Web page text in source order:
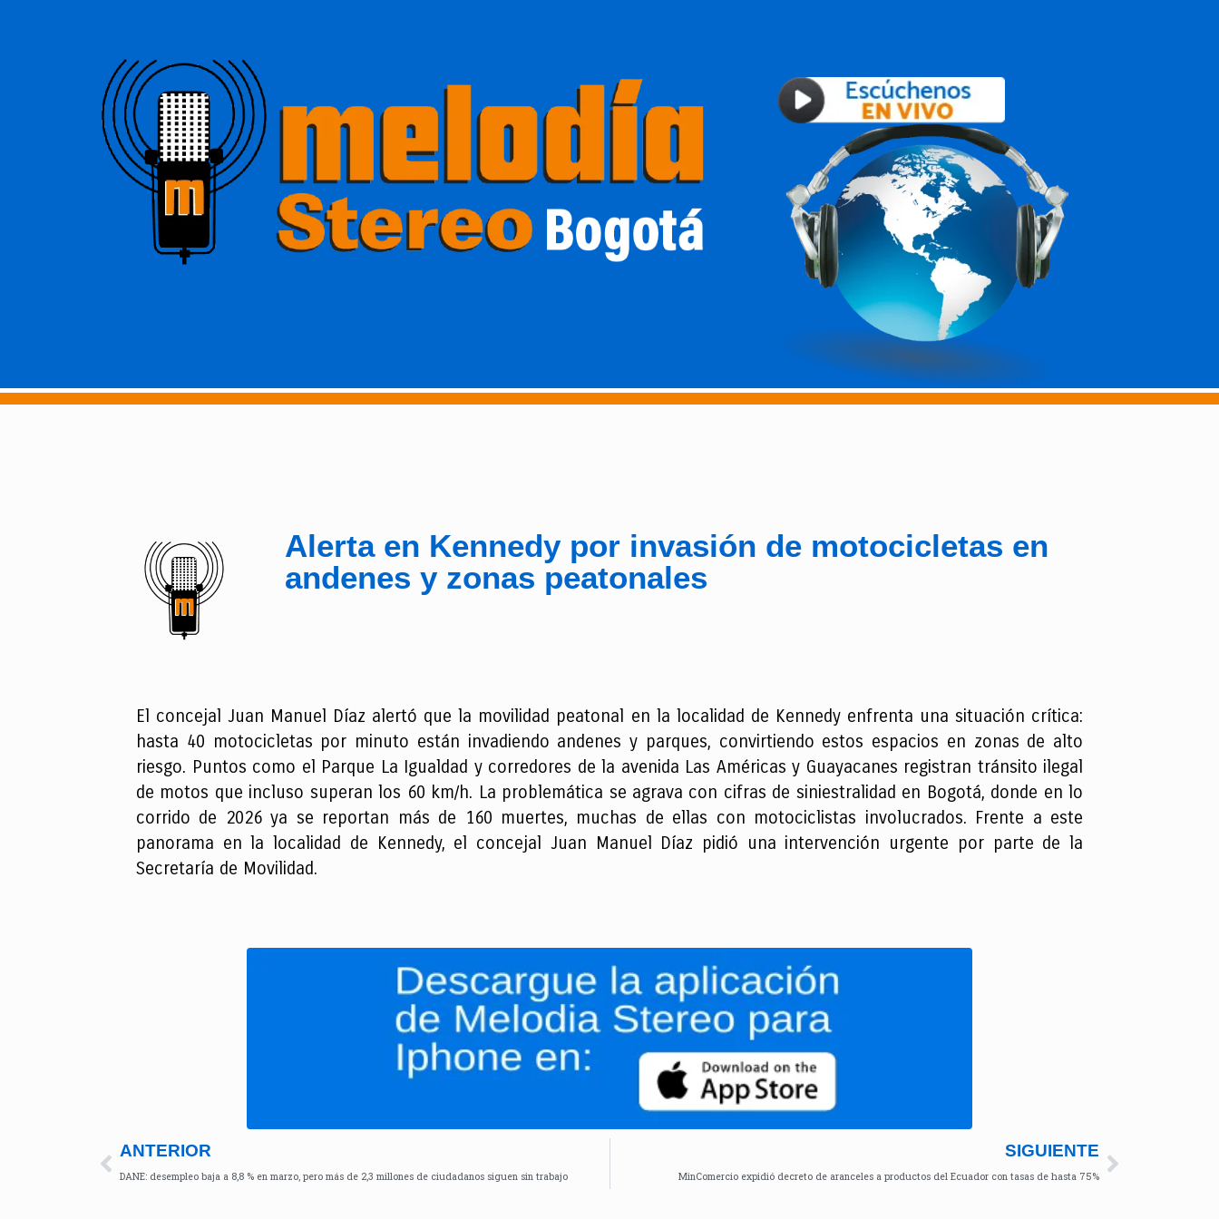
Alerta en Kennedy por invasión de motocicletas en
andenes y zonas peatonales
El concejal Juan Manuel Díaz alertó que la movilidad peatonal en la localidad de Kennedy enfrenta una situación crítica:
hasta 40 motocicletas por minuto están invadiendo andenes y parques, convirtiendo estos espacios en zonas de alto
riesgo. Puntos como el Parque La Igualdad y corredores de la avenida Las Américas y Guayacanes registran tránsito ilegal
de motos que incluso superan los 60 km/h. La problemática se agrava con cifras de siniestralidad en Bogotá, donde en lo
corrido de 2026 ya se reportan más de 160 muertes, muchas de ellas con motociclistas involucrados. Frente a este
panorama en la localidad de Kennedy, el concejal Juan Manuel Díaz pidió una intervención urgente por parte de la
Secretaría de Movilidad.
ANTERIOR
DANE: desempleo baja a 8,8 % en marzo, pero más de 2,3 millones de ciudadanos siguen sin trabajo
SIGUIENTE
MinComercio expidió decreto de aranceles a productos del Ecuador con tasas de hasta 75%